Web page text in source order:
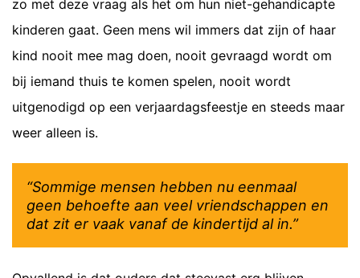
zo met deze vraag als het om hun niet-gehandicapte
kinderen gaat. Geen mens wil immers dat zijn of haar
kind nooit mee mag doen, nooit gevraagd wordt om
bij iemand thuis te komen spelen, nooit wordt
uitgenodigd op een verjaardagsfeestje en steeds maar
weer alleen is.
“Sommige mensen hebben nu eenmaal
geen behoefte aan veel vriendschappen en
dat zit er vaak vanaf de kindertijd al in.”